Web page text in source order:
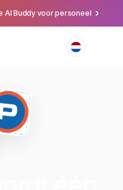
AI Buddy voor personeel